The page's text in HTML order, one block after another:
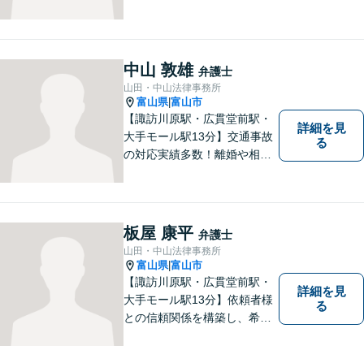
ますので、ぜひ一度ご相談く
ださい。【JR「砺波駅」10
分】
中山 敦雄 弁護士
山田・中山法律事務所
富山県|富山市
【諏訪川原駅・広貫堂前駅・
大手モール駅13分】交通事故
の対応実績多数！離婚や相続
抱える前に、私と一緒に最善
策がないか考えてみません
か？【複数弁護士在籍】
詳細を見
る
板屋 康平 弁護士
山田・中山法律事務所
富山県|富山市
【諏訪川原駅・広貫堂前駅・
大手モール駅13分】依頼者様
との信頼関係を構築し、希望
詳細を見
る